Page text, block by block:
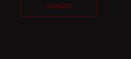
ISCRIVITI